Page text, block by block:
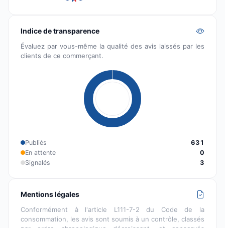
Indice de transparence
Évaluez par vous-même la qualité des avis laissés par les
clients de ce commerçant.
Publiés
631
En attente
0
Signalés
3
Mentions légales
Conformément à l'article L111-7-2 du Code de la
consommation, les avis sont soumis à un contrôle, classés